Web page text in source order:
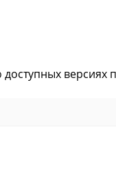
доступных